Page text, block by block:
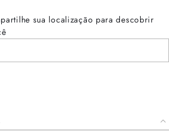
sua localização para descobrir